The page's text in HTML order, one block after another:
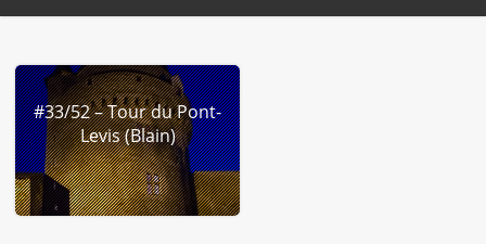
#33/52 – Tour du Pont-
Levis (Blain)